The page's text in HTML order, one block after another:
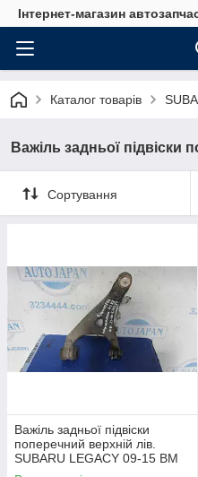
Інтернет-магазин
Каталог товарів
Важіль задньої підвіски
Сортування
Важіль задньої підвіски
поперечний верхній лів.
SUBARU LEGACY 09-15 BM
20252AJ01A